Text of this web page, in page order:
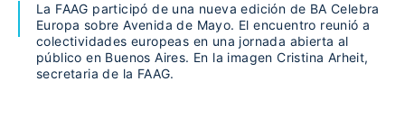
La FAAG participó de una nueva edición de BA Celebra
Europa sobre Avenida de Mayo. El encuentro reunió a
colectividades europeas en una jornada abierta al
público en Buenos Aires. En la imagen Cristina Arheit,
secretaria de la FAAG.